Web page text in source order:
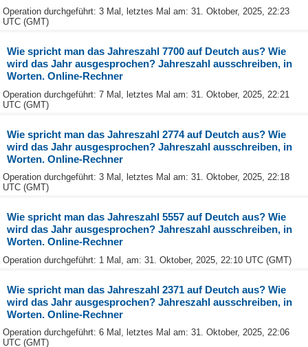
Operation durchgeführt: 3 Mal, letztes Mal am: 31. Oktober, 2025, 22:23
UTC (GMT)
Wie spricht man das Jahreszahl 7700 auf Deutch aus? Wie
wird das Jahr ausgesprochen? Jahreszahl ausschreiben, in
Worten. Online-Rechner
Operation durchgeführt: 7 Mal, letztes Mal am: 31. Oktober, 2025, 22:21
UTC (GMT)
Wie spricht man das Jahreszahl 2774 auf Deutch aus? Wie
wird das Jahr ausgesprochen? Jahreszahl ausschreiben, in
Worten. Online-Rechner
Operation durchgeführt: 3 Mal, letztes Mal am: 31. Oktober, 2025, 22:18
UTC (GMT)
Wie spricht man das Jahreszahl 5557 auf Deutch aus? Wie
wird das Jahr ausgesprochen? Jahreszahl ausschreiben, in
Worten. Online-Rechner
Operation durchgeführt: 1 Mal, am: 31. Oktober, 2025, 22:10 UTC (GMT)
Wie spricht man das Jahreszahl 2371 auf Deutch aus? Wie
wird das Jahr ausgesprochen? Jahreszahl ausschreiben, in
Worten. Online-Rechner
Operation durchgeführt: 6 Mal, letztes Mal am: 31. Oktober, 2025, 22:06
UTC (GMT)